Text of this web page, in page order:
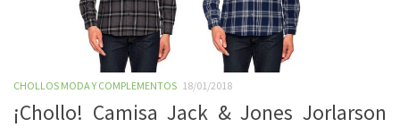
CHOLLOS MODA Y COMPLEMENTOS 18/01/2018
¡Chollo! Camisa Jack & Jones Jorlarson